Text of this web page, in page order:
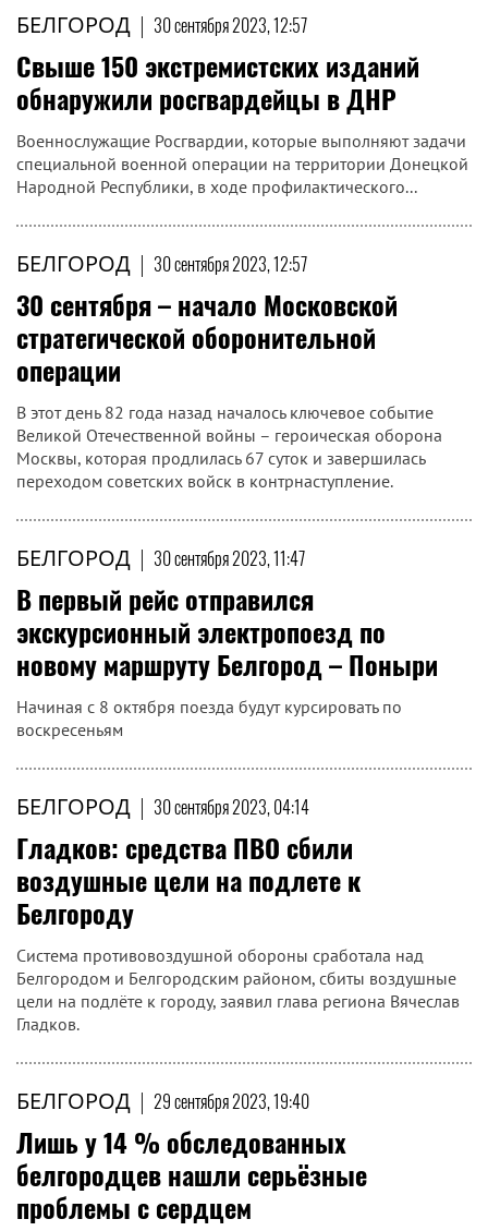
БЕЛГОРОД | 30 сентября 2023, 12:57
Свыше 150 экстремистских изданий
обнаружили росгвардейцы в ДНР
Военнослужащие Росгвардии, которые выполняют задачи
специальной военной операции на территории Донецкой
Народной Республики, в ходе профилактического...
БЕЛГОРОД | 30 сентября 2023, 12:57
30 сентября – начало Московской
стратегической оборонительной
операции
В этот день 82 года назад началось ключевое событие
Великой Отечественной войны – героическая оборона
Москвы, которая продлилась 67 суток и завершилась
переходом советских войск в контрнаступление.
БЕЛГОРОД | 30 сентября 2023, 11:47
В первый рейс отправился
экскурсионный электропоезд по
новому маршруту Белгород – Поныри
Начиная с 8 октября поезда будут курсировать по
воскресеньям
БЕЛГОРОД | 30 сентября 2023, 04:14
Гладков: средства ПВО сбили
воздушные цели на подлете к
Белгороду
Система противовоздушной обороны сработала над
Белгородом и Белгородским районом, сбиты воздушные
цели на подлёте к городу, заявил глава региона Вячеслав
Гладков.
БЕЛГОРОД | 29 сентября 2023, 19:40
Лишь у 14 % обследованных
белгородцев нашли серьёзные
проблемы с сердцем